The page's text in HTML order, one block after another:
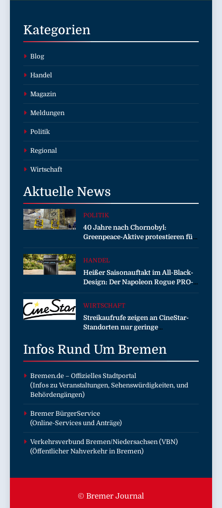
Kategorien
Blog
Handel
Magazin
Meldungen
Politik
Regional
Wirtschaft
Aktuelle News
POLITIK
40 Jahre nach Chornobyl:
Greenpeace-Aktive protestieren für
Unterstützung bei Wiederaufbau
Greenpeace-Report dokumentiert
Folgen des russischen
Drohnenangriffs
HANDEL
Heißer Saisonauftakt im All-Black-
Design: Der Napoleon Rogue PRO-S
525 in der exklusiven Grillfürst-
WIRTSCHAFT
Streikaufrufe zeigen an CineStar-
Standorten nur geringe
Infos Rund Um Bremen
Bremen.de – Offizielles Stadtportal
(Infos zu Veranstaltungen, Sehenswürdigkeiten, und
Behördengängen)
Bremer BürgerService
(Online-Services und Anträge)
Verkehrsverbund Bremen/Niedersachsen (VBN)
(Öffentlicher Nahverkehr in Bremen)
© Bremer Journal